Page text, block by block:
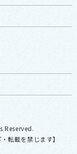
Reserved.
転載を禁じます】